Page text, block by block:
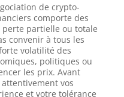
de crypto-
comporte des
partielle ou totale
convenir à tous les
volatilité des
politiques ou
les prix. Avant
attentivement vos
et votre tolérance